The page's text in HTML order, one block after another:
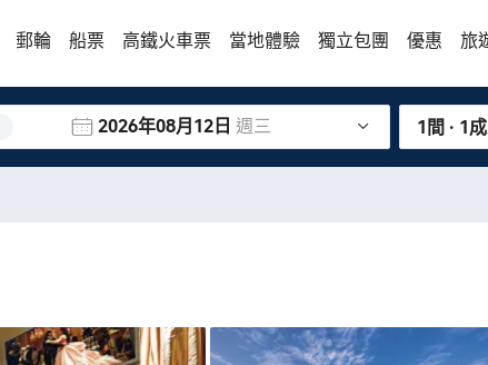
郵輪 船票 高鐵火車票 當地體驗 獨立包團 優惠 旅
2026年08月12日 週三 1間 · 1